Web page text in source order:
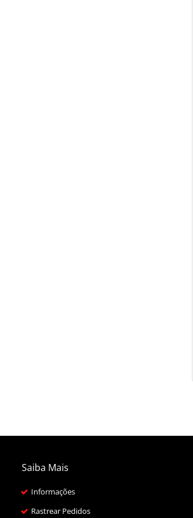
Saiba Mais
Informações
Rastrear Pedidos